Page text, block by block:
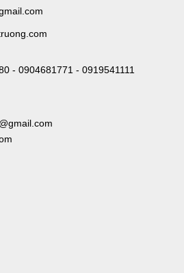
- 0904681771 - 0919541111